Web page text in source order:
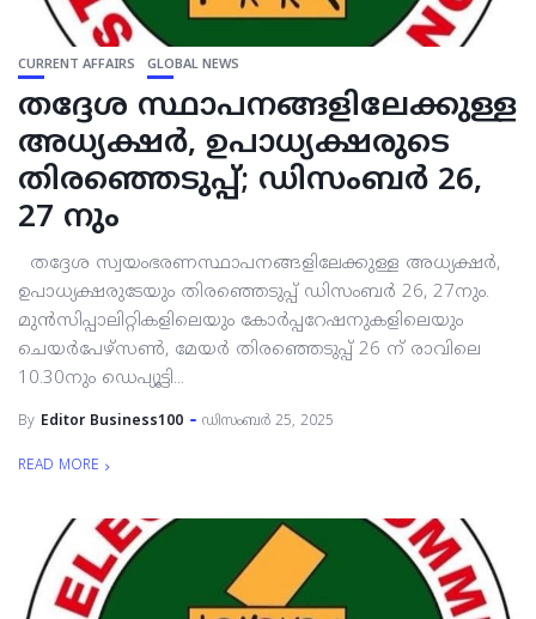
CURRENT AFFAIRS GLOBAL NEWS
തദ്ദേശ സ്ഥാപനങ്ങളിലേക്കുള്ള
അധ്യക്ഷര്‍, ഉപാധ്യക്ഷരുടെ
തിരഞ്ഞെടുപ്പ്; ഡിസംബര്‍ 26,
27 നും
തദ്ദേശ സ്വയംഭരണസ്ഥാപനങ്ങളിലേക്കുള്ള അധ്യക്ഷര്‍,
ഉപാധ്യക്ഷരുടേയും തിരഞ്ഞെടുപ്പ് ഡിസംബര്‍ 26, 27നും.
മുന്‍സിപ്പാലിറ്റികളിലെയും കോര്‍പ്പറേഷനുകളിലെയും
ചെയര്‍പേഴ്സണ്‍, മേയര്‍ തിരഞ്ഞെടുപ്പ് 26 ന് രാവിലെ
10.30നും ഡെപ്യൂട്ടി...
By Editor Business100 ഡിസംബർ 25, 2025
READ MORE